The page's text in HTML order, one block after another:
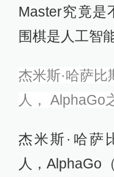
Master究竟是
围棋是人工智
杰米斯·哈萨比
人， AlphaGo
杰米斯·哈萨
人，AlphaGo